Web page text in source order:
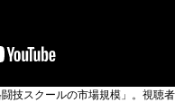
技スクールの市場規模」。視聴者